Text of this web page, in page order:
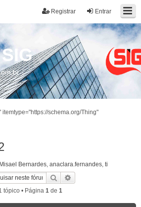
Entrar
Registrar
itemtype="https://schema.org/Thing"
Misael Bernardes, anaclara.fernandes, ti
Pesquisar
tópico • Página 1de 1